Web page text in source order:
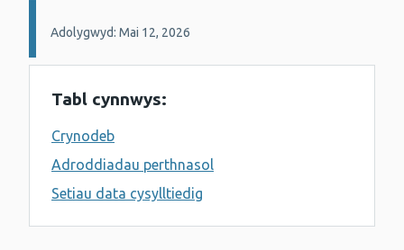
Manylion:
Adolygwyd: Mai 12, 2026
Tabl cynnwys:
Crynodeb
Adroddiadau perthnasol
Setiau data cysylltiedig